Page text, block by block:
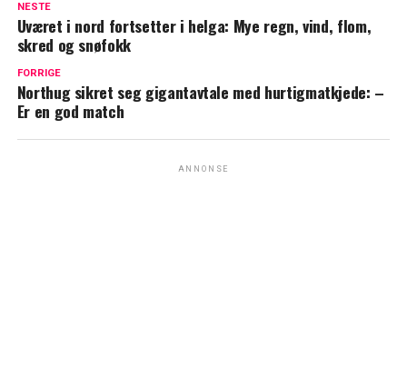
NESTE
Uværet i nord fortsetter i helga: Mye regn, vind, flom,
skred og snøfokk
FORRIGE
Northug sikret seg gigantavtale med hurtigmatkjede: –
Er en god match
ANNONSE